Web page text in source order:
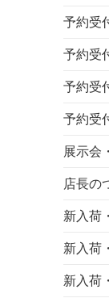
予約受
予約受
予約受
予約受
展示会
店長の
新入荷
新入荷
新入荷